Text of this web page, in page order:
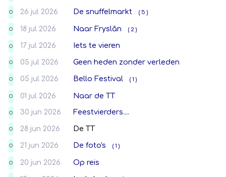
O 26 jul 2026 De snuffelmarkt ( 5 )
O 18 jul 2026 Naar Fryslân ( 2 )
O 17 jul 2026 Iets te vieren
O 05 jul 2026 Geen heden zonder verleden
O 05 jul 2026 Bello Festival ( 1 )
O 01 jul 2026 Naar de TT
O 30 jun 2026 Feestvierders....
O 28 jun 2026 De TT
O 21 jun 2026 De foto's ( 1 )
O 20 jun 2026 Op reis